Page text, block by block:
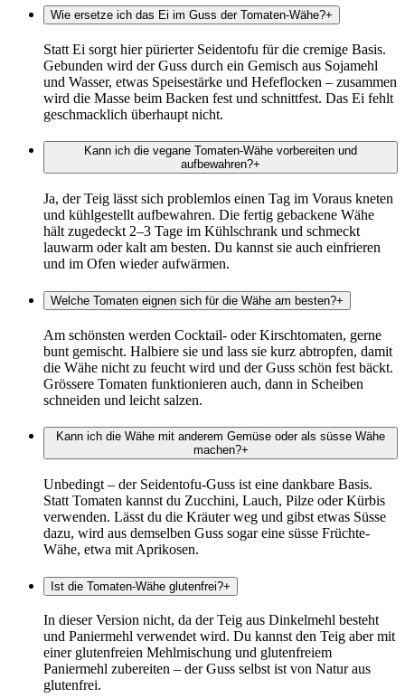
Wie ersetze ich das Ei im Guss der Tomaten-Wähe?+
Statt Ei sorgt hier pürierter Seidentofu für die cremige Basis.
Gebunden wird der Guss durch ein Gemisch aus Sojamehl
und Wasser, etwas Speisestärke und Hefeflocken – zusammen
wird die Masse beim Backen fest und schnittfest. Das Ei fehlt
geschmacklich überhaupt nicht.
Kann ich die vegane Tomaten-Wähe vorbereiten und
aufbewahren?+
Ja, der Teig lässt sich problemlos einen Tag im Voraus kneten
und kühlgestellt aufbewahren. Die fertig gebackene Wähe
hält zugedeckt 2–3 Tage im Kühlschrank und schmeckt
lauwarm oder kalt am besten. Du kannst sie auch einfrieren
und im Ofen wieder aufwärmen.
Welche Tomaten eignen sich für die Wähe am besten?+
Am schönsten werden Cocktail- oder Kirschtomaten, gerne
bunt gemischt. Halbiere sie und lass sie kurz abtropfen, damit
die Wähe nicht zu feucht wird und der Guss schön fest bäckt.
Grössere Tomaten funktionieren auch, dann in Scheiben
schneiden und leicht salzen.
Kann ich die Wähe mit anderem Gemüse oder als süsse Wähe
machen?+
Unbedingt – der Seidentofu-Guss ist eine dankbare Basis.
Statt Tomaten kannst du Zucchini, Lauch, Pilze oder Kürbis
verwenden. Lässt du die Kräuter weg und gibst etwas Süsse
dazu, wird aus demselben Guss sogar eine süsse Früchte-
Wähe, etwa mit Aprikosen.
Ist die Tomaten-Wähe glutenfrei?+
In dieser Version nicht, da der Teig aus Dinkelmehl besteht
und Paniermehl verwendet wird. Du kannst den Teig aber mit
einer glutenfreien Mehlmischung und glutenfreiem
Paniermehl zubereiten – der Guss selbst ist von Natur aus
glutenfrei.